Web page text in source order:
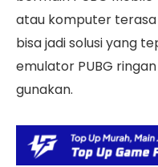
atau komputer
bisa jadi solusi yang
emulator PUBG
gunakan.